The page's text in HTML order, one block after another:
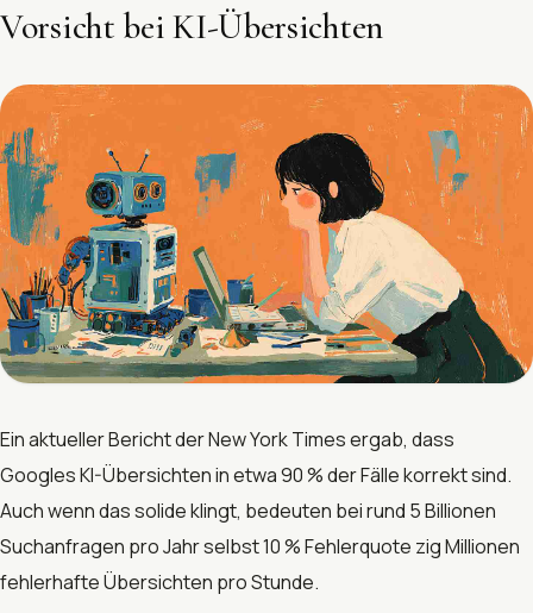
Vorsicht bei KI-Übersichten
Ein aktueller Bericht der New York Times ergab, dass
Googles KI-Übersichten in etwa 90 % der Fälle korrekt sind.
Auch wenn das solide klingt, bedeuten bei rund 5 Billionen
Suchanfragen pro Jahr selbst 10 % Fehlerquote zig Millionen
fehlerhafte Übersichten pro Stunde.